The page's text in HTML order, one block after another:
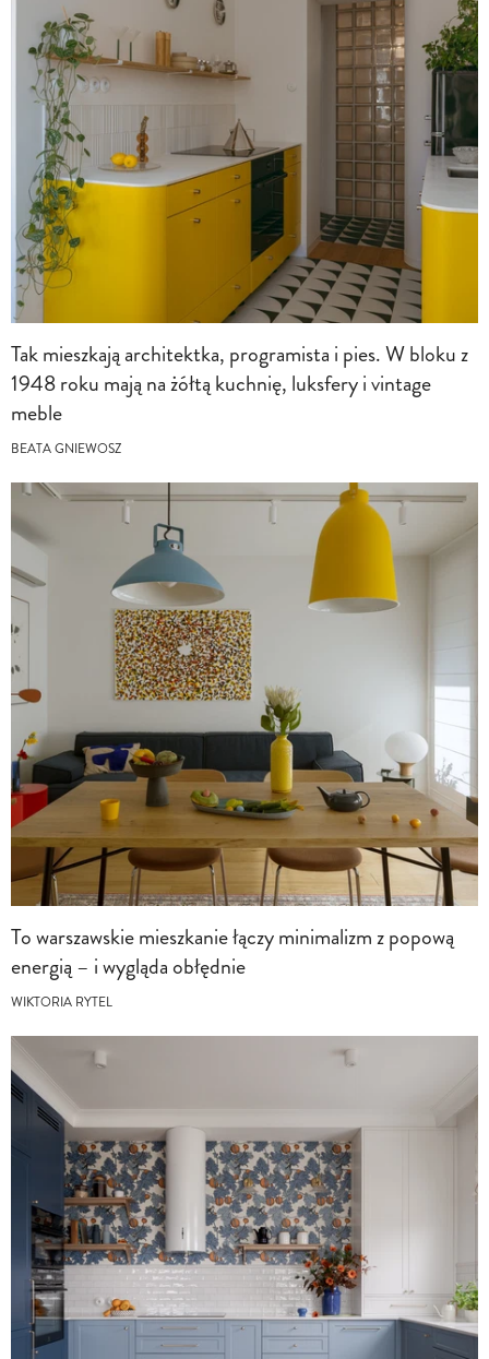
Tak mieszkają architektka, programista i pies. W bloku z
1948 roku mają na żółtą kuchnię, luksfery i vintage
meble
BEATA GNIEWOSZ
To warszawskie mieszkanie łączy minimalizm z popową
energią – i wygląda obłędnie
WIKTORIA RYTEL